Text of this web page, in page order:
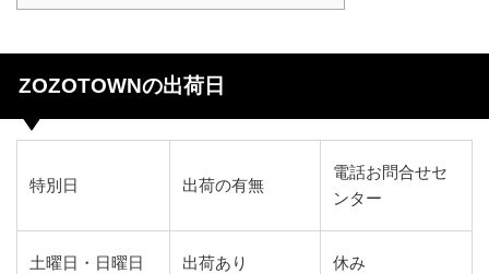
ZOZOTOWNの出荷日
特別日 出荷の有無
電話お問合せセ
ンター
土曜日・日曜日 出荷あり 休み